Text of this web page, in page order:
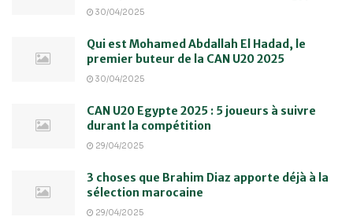
30/04/2025
Qui est Mohamed Abdallah El Hadad, le
premier buteur de la CAN U20 2025
30/04/2025
CAN U20 Egypte 2025 : 5 joueurs à suivre
durant la compétition
29/04/2025
3 choses que Brahim Diaz apporte déjà à la
sélection marocaine
29/04/2025